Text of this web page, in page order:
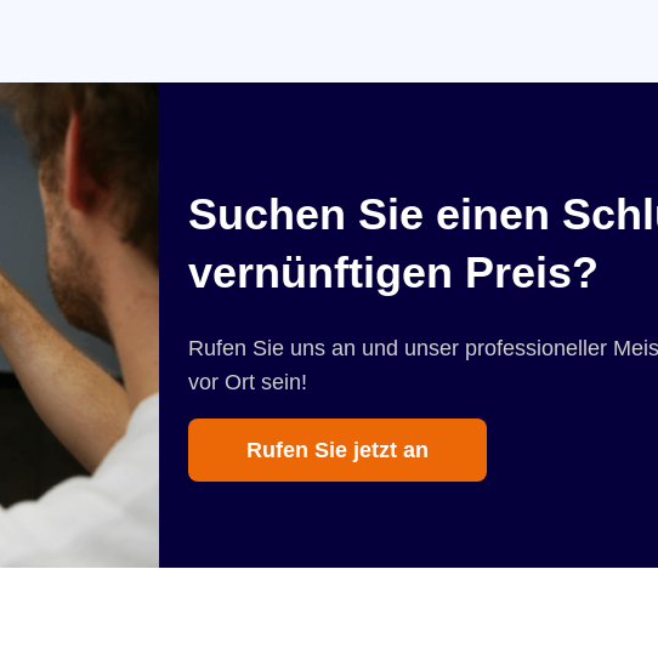
Suchen Sie einen
vernünftigen Preis?
Rufen Sie uns an und unser professioneller
vor Ort sein!
Rufen Sie jetzt an